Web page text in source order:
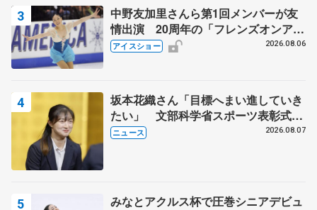
中野友加里さんら第1回メンバーが友
情出演 20周年の「フレンズオンアイ
ス」 宮本賢二さん、有川梨絵さん、
アイスショー 2026.08.06
坂本花織さん「目標へまい進していき
たい」 文部科学省スポーツ表彰式で
代表謝辞
ニュース 2026.08.07
みなとアクルス杯で圧巻シニアデビュ